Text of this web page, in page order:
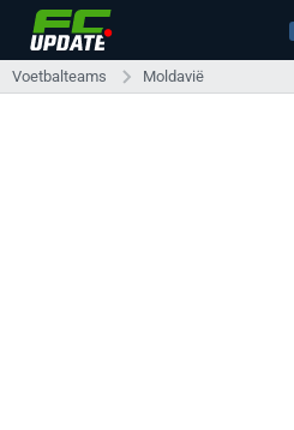
Voetbalteams Moldavië